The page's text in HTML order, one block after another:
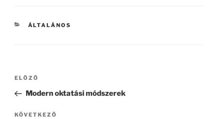
KATEGÓRIÁK
ÁLTALÁNOS
Bejegyzés
Korábbi
bejegyzés
ELŐZŐ
Modern oktatási módszerek
Következő
KÖVETKEZŐ